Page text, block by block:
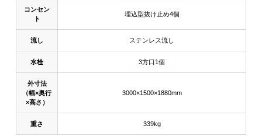
コンセン
ト
埋込型抜け止め4個
流し ステンレス流し
水栓 3方口1個
外寸法
（幅×奥行
×高さ）
3000×1500×1880mm
重さ 339kg